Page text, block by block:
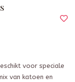
voor speciale
van katoen en